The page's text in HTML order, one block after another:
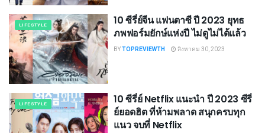
LIFESTYLE
10 ซีรี่ย์จีน แฟนตาซี ปี 2023 ยุทธ
ภพฟอร์มยักษ์แห่งปี ไม่ดูไม่ได้แล้ว
BYTOPREVIEWTH สิงหาคม 30, 2023
LIFESTYLE
10 ซีรี่ย์ Netflix แนะนำ ปี 2023 ซีรี่
ย์ยอดฮิต ที่ห้ามพลาด สนุกครบทุก
แนว จบที่ Netflix